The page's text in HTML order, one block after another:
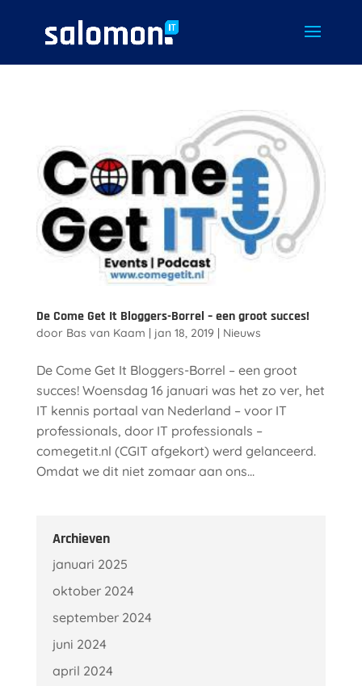
De Come Get It Bloggers-Borrel – een groot succes!
door Bas van Kaam | jan 18, 2019 | Nieuws
De Come Get It Bloggers-Borrel – een groot
succes! Woensdag 16 januari was het zo ver, het
IT kennis portaal van Nederland – voor IT
professionals, door IT professionals –
comegetit.nl (CGIT afgekort) werd gelanceerd.
Omdat we dit niet zomaar aan ons...
Archieven
januari 2025
oktober 2024
september 2024
juni 2024
april 2024